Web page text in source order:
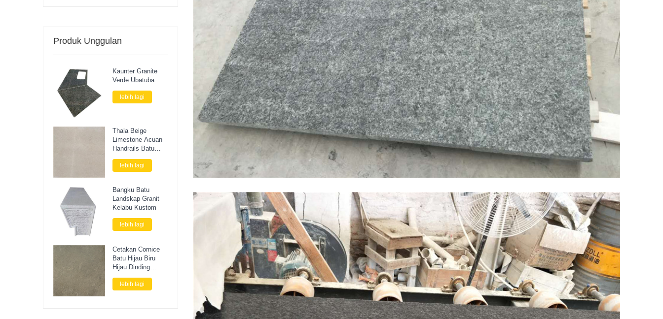
Produk Unggulan
Kaunter Granite
Verde Ubatuba
lebih lagi
Thala Beige
Limestone Acuan
Handrails Batu
Cornice
lebih lagi
Bangku Batu
Landskap Granit
Kelabu Kustom
lebih lagi
Cetakan Cornice
Batu Hijau Biru
Hijau Dinding
Luaran
lebih lagi